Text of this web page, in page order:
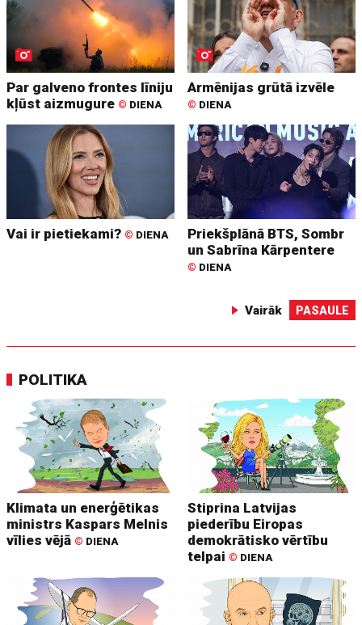
Par galveno frontes līniju
kļūst aizmugure © DIENA
Armēnijas grūtā izvēle
© DIENA
Vai ir pietiekami? © DIENA
Priekšplānā BTS, Sombr
un Sabrīna Kārpentere
© DIENA
Vairāk PASAULE
POLITIKA
Klimata un enerģētikas
ministrs Kaspars Melnis
vīlies vējā © DIENA
Stiprina Latvijas
piederību Eiropas
demokrātisko vērtību
telpai © DIENA